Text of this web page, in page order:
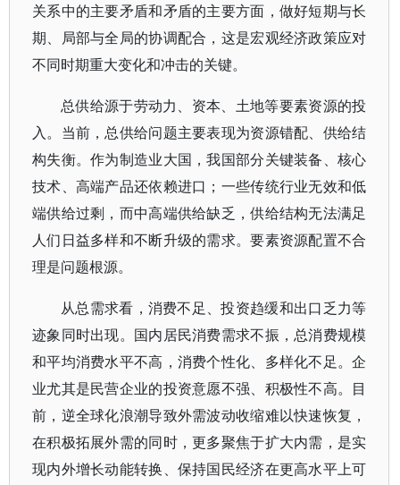
关系中的主要矛盾和矛盾的主要方面，做好短期与长
期、局部与全局的协调配合，这是宏观经济政策应对
不同时期重大变化和冲击的关键。
总供给源于劳动力、资本、土地等要素资源的投
入。当前，总供给问题主要表现为资源错配、供给结
构失衡。作为制造业大国，我国部分关键装备、核心
技术、高端产品还依赖进口；一些传统行业无效和低
端供给过剩，而中高端供给缺乏，供给结构无法满足
人们日益多样和不断升级的需求。要素资源配置不合
理是问题根源。
从总需求看，消费不足、投资趋缓和出口乏力等
迹象同时出现。国内居民消费需求不振，总消费规模
和平均消费水平不高，消费个性化、多样化不足。企
业尤其是民营企业的投资意愿不强、积极性不高。目
前，逆全球化浪潮导致外需波动收缩难以快速恢复，
在积极拓展外需的同时，更多聚焦于扩大内需，是实
现内外增长动能转换、保持国民经济在更高水平上可